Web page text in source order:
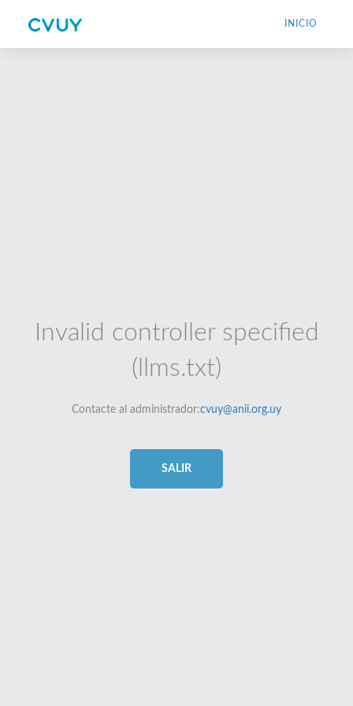
INICIO
Invalid controller specified
(llms.txt)
Contacte al administrador:cvuy@anii.org.uy
SALIR